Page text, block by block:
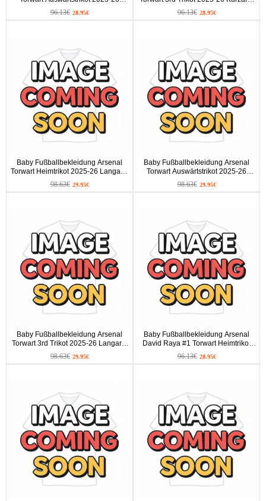
Kurzarm (+ kurze hosen)
96.13€ 28.95€
(+ kurze hosen)
96.13€ 28.95€
Baby Fußballbekleidung Arsenal
Torwart Heimtrikot 2025-26 Langarm
(+ kurze hosen)
98.63€ 29.95€
Baby Fußballbekleidung Arsenal
Torwart Auswärtstrikot 2025-26
Langarm (+ kurze hosen)
98.63€ 29.95€
Baby Fußballbekleidung Arsenal
Torwart 3rd Trikot 2025-26 Langarm
(+ kurze hosen)
98.63€ 29.95€
Baby Fußballbekleidung Arsenal
David Raya #1 Torwart Heimtrikot
2025-26 Kurzarm (+ kurze hosen)
96.13€ 28.95€